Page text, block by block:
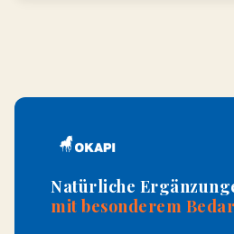
Natürliche
mit besonderem